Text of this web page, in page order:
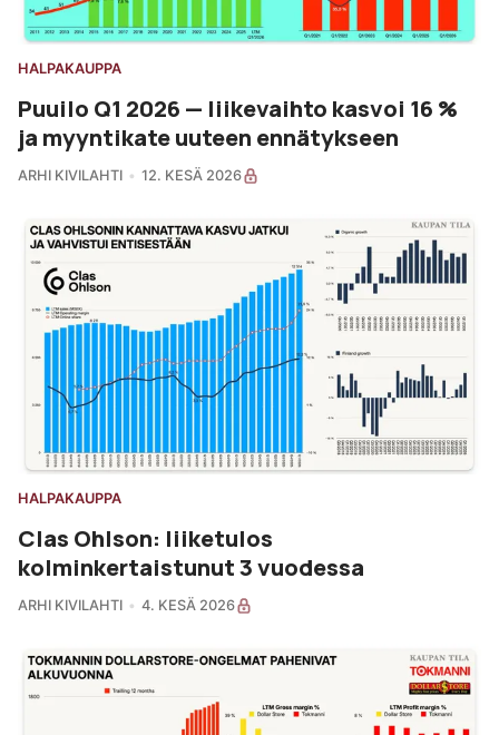
HALPAKAUPPA
Puuilo Q1 2026 — liikevaihto kasvoi 16 %
ja myyntikate uuteen ennätykseen
ARHI KIVILAHTI 12. KESÄ 2026
HALPAKAUPPA
Clas Ohlson: liiketulos
kolminkertaistunut 3 vuodessa
ARHI KIVILAHTI 4. KESÄ 2026